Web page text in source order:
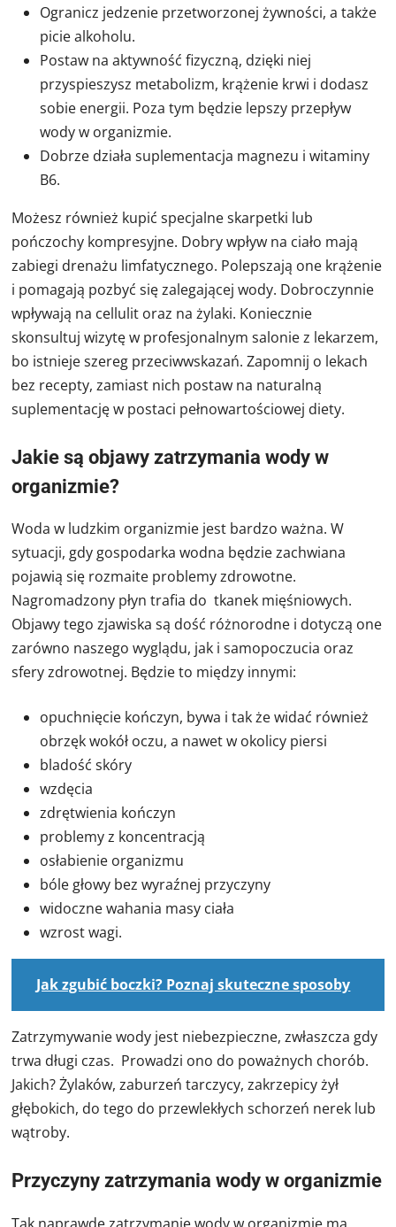
Ogranicz jedzenie przetworzonej żywności, a także
picie alkoholu.
Postaw na aktywność fizyczną, dzięki niej
przyspieszysz metabolizm, krążenie krwi i dodasz
sobie energii. Poza tym będzie lepszy przepływ
wody w organizmie.
Dobrze działa suplementacja magnezu i witaminy
B6.
Możesz również kupić specjalne skarpetki lub
pończochy kompresyjne. Dobry wpływ na ciało mają
zabiegi drenażu limfatycznego. Polepszają one krążenie
i pomagają pozbyć się zalegającej wody. Dobroczynnie
wpływają na cellulit oraz na żylaki. Koniecznie
skonsultuj wizytę w profesjonalnym salonie z lekarzem,
bo istnieje szereg przeciwwskazań. Zapomnij o lekach
bez recepty, zamiast nich postaw na naturalną
suplementację w postaci pełnowartościowej diety.
Jakie są objawy zatrzymania wody w
organizmie?
Woda w ludzkim organizmie jest bardzo ważna. W
sytuacji, gdy gospodarka wodna będzie zachwiana
pojawią się rozmaite problemy zdrowotne.
Nagromadzony płyn trafia do tkanek mięśniowych.
Objawy tego zjawiska są dość różnorodne i dotyczą one
zarówno naszego wyglądu, jak i samopoczucia oraz
sfery zdrowotnej. Będzie to między innymi:
opuchnięcie kończyn, bywa i tak że widać również
obrzęk wokół oczu, a nawet w okolicy piersi
bladość skóry
wzdęcia
zdrętwienia kończyn
problemy z koncentracją
osłabienie organizmu
bóle głowy bez wyraźnej przyczyny
widoczne wahania masy ciała
wzrost wagi.
Jak zgubić boczki? Poznaj skuteczne sposoby
Zatrzymywanie wody jest niebezpieczne, zwłaszcza gdy
trwa długi czas. Prowadzi ono do poważnych chorób.
Jakich? Żylaków, zaburzeń tarczycy, zakrzepicy żył
głębokich, do tego do przewlekłych schorzeń nerek lub
wątroby.
Przyczyny zatrzymania wody w organizmie
Tak naprawdę zatrzymanie wody w organizmie ma